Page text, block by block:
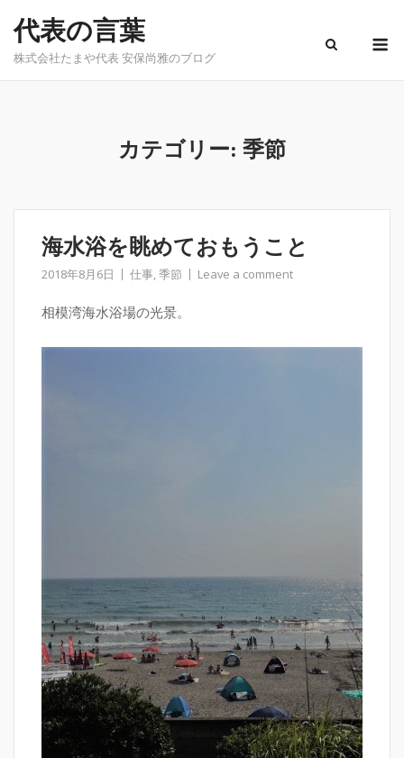
content
代表の言葉
株式会社たまや代表 安保尚雅のブログ
カテゴリー: 季節
海水浴を眺めておもうこと
2018年8月6日 仕事,季節 Leave a comment
相模湾海水浴場の光景。